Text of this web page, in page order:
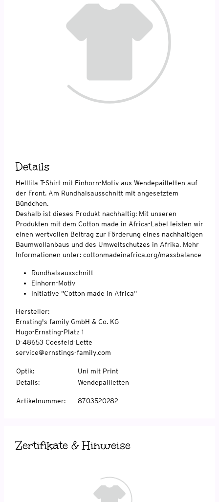
Details
Helllila T-Shirt mit Einhorn-Motiv aus Wendepailletten auf
der Front. Am Rundhalsausschnitt mit angesetztem
Bündchen.
Deshalb ist dieses Produkt nachhaltig: Mit unseren
Produkten mit dem Cotton made in Africa-Label leisten wir
einen wertvollen Beitrag zur Förderung eines nachhaltigen
Baumwollanbaus und des Umweltschutzes in Afrika. Mehr
Informationen unter: cottonmadeinafrica.org/massbalance
Rundhalsausschnitt
Einhorn-Motiv
Initiative "Cotton made in Africa"
Hersteller:
Ernsting's family GmbH & Co. KG
Hugo-Ernsting-Platz 1
D-48653 Coesfeld-Lette
service@ernstings-family.com
Optik:
Uni mit Print
Details: Wendepailletten
Artikelnummer: 8703520282
Zertifikate & Hinweise